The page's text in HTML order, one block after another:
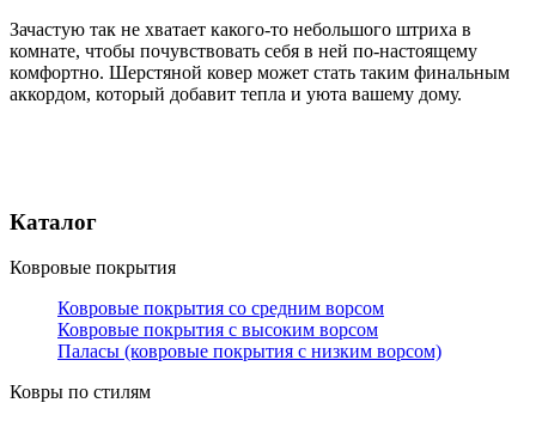
Зачастую так не хватает какого-то небольшого штриха в
комнате, чтобы почувствовать себя в ней по-настоящему
комфортно. Шерстяной ковер может стать таким финальным
аккордом, который добавит тепла и уюта вашему дому.
Каталог
Ковровые покрытия
Ковровые покрытия со средним ворсом
Ковровые покрытия с высоким ворсом
Паласы (ковровые покрытия с низким ворсом)
Ковры по стилям